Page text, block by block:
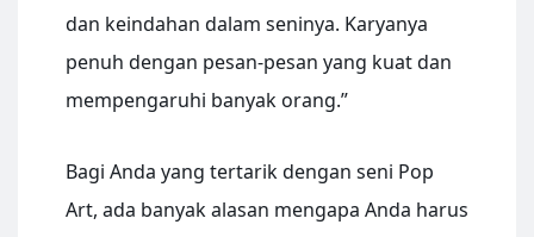
dan keindahan dalam seninya. Karyanya
penuh dengan pesan-pesan yang kuat dan
mempengaruhi banyak orang.”
Bagi Anda yang tertarik dengan seni Pop
Art, ada banyak alasan mengapa Anda harus